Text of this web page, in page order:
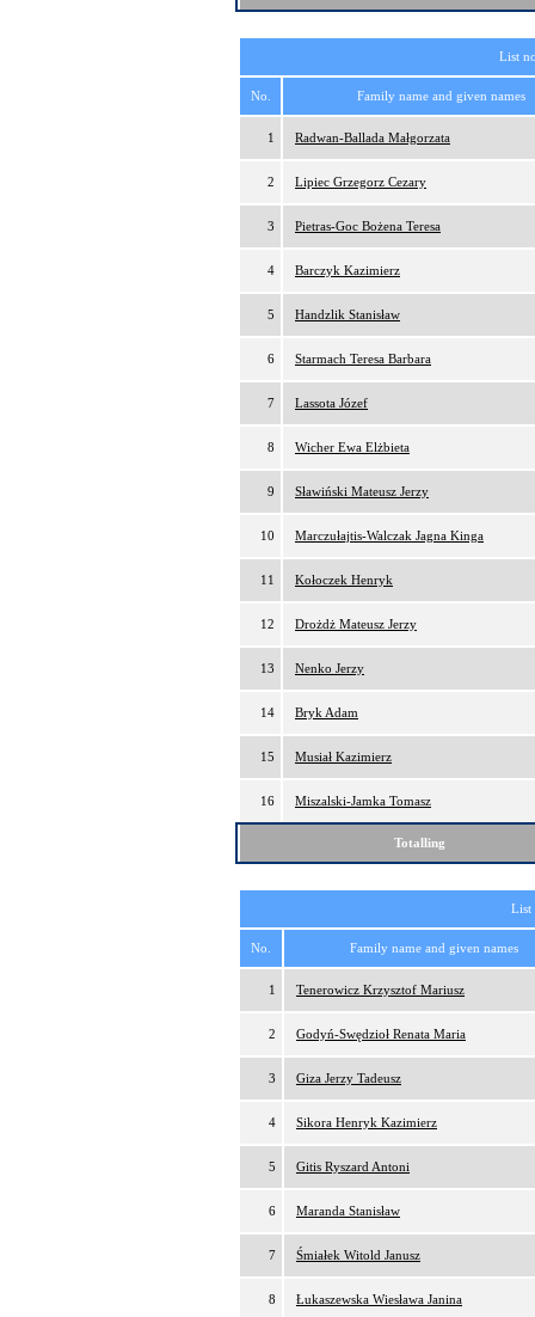
List
No. Family name and given names
1 Radwan-Ballada Małgorzata
2 Lipiec Grzegorz Cezary
3 Pietras-Goc Bożena Teresa
4 Barczyk Kazimierz
5 Handzlik Stanisław
6 Starmach Teresa Barbara
7 Lassota Józef
8 Wicher Ewa Elżbieta
9 Sławiński Mateusz Jerzy
10 Marczułajtis-Walczak Jagna Kinga
11 Kołoczek Henryk
12 Drożdż Mateusz Jerzy
13 Nenko Jerzy
14 Bryk Adam
15 Musiał Kazimierz
16 Miszalski-Jamka Tomasz
Totalling
List
No. Family name and given names
1 Tenerowicz Krzysztof Mariusz
2 Godyń-Swędzioł Renata Maria
3 Giza Jerzy Tadeusz
4 Sikora Henryk Kazimierz
5 Gitis Ryszard Antoni
6 Maranda Stanisław
7 Śmiałek Witold Janusz
8 Łukaszewska Wiesława Janina